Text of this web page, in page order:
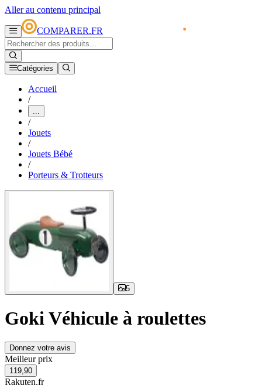
Aller au contenu principal
COMPARER.FR
Catégories
Accueil
/
...
/
Jouets
/
Jouets Bébé
/
Porteurs & Trotteurs
5
Goki Véhicule à roulettes
Donnez votre avis
Meilleur prix
119,90
Rakuten.fr